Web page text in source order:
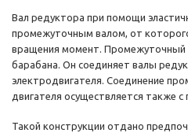
Вал редуктора при помощи
промежуточным валом, от
вращения момент. Промежуточный
барабана. Он соединяет валы
электродвигателя. Соединение
двигателя осуществляется также
Такой конструкции отдано